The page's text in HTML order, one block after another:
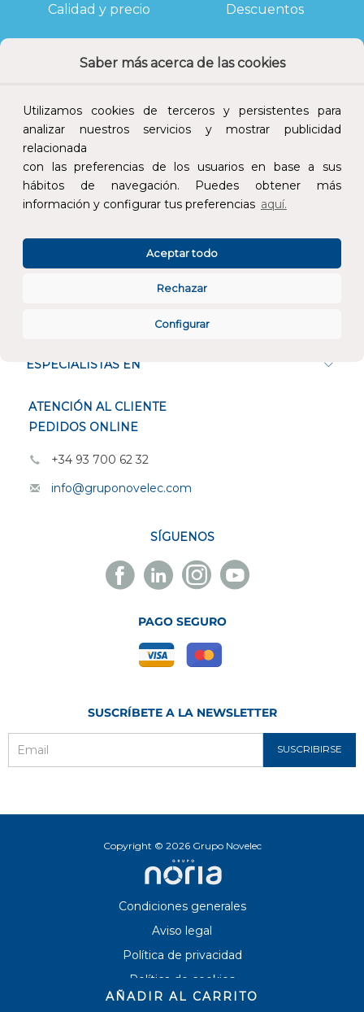
Saber más acerca de las cookies
Utilizamos cookies de terceros y persistentes para
analizar nuestros servicios y mostrar publicidad
relacionada
con las preferencias de los usuarios en base a sus
hábitos de navegación. Puedes obtener más
información y configurar tus preferencias aquí.
Configurar
Rechazar
Aceptar todo
AÑADIR AL CARRITO
Calidad y precio Descuentos
Devoluciones Pago seguro
Atención al cliente
ESPECIALISTAS EN
ATENCIÓN AL CLIENTE
PEDIDOS ONLINE
+34 93 700 62 32
info@gruponovelec.com
SÍGUENOS
Facebook
Novelec
Linkedin
Novelec
Instagram
Novelec
Youtube
Novelec
PAGO SEGURO
SUSCRÍBETE A LA NEWSLETTER
SUSCRIBIRSE
Copyright © 2026 Grupo Novelec
Condiciones generales
Aviso legal
Política de privacidad
Política de cookies